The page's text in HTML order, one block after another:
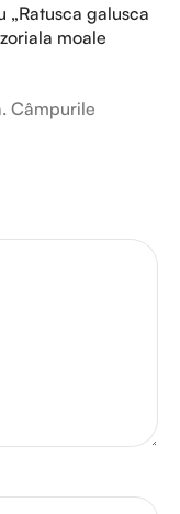
galusca
moale
Câmpurile